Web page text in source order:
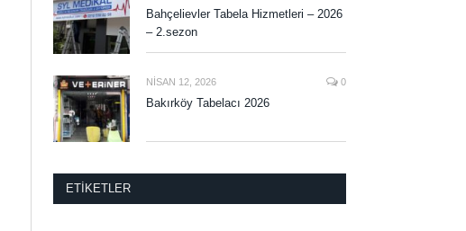
Bahçelievler Tabela Hizmetleri – 2026
– 2.sezon
NISAN 12, 2026 0
Bakırköy Tabelacı 2026
ETIKETLER